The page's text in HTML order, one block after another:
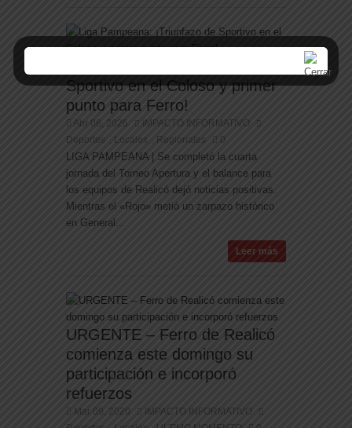
Sportivo en el Coloso y primer
punto para Ferro!
Abr 06, 2026
IMPACTO INFORMATIVO
Deportes
Locales Regionales 0
LIGA PAMPEANA | Se completó la cuarta
jornada del Torneo Apertura y el balance para
los equipos de Realicó dejó noticias positivas.
Mientras el «Rojo» metió un zarpazo histórico
en General...
Leer más
URGENTE – Ferro de Realicó
comienza este domingo su
participación e incorporó
refuerzos
Mar 09, 2020
IMPACTO INFORMATIVO